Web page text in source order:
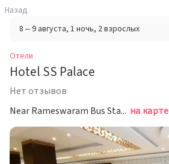
Назад
8 – 9 августа, 1 ночь, 2 взрослых
Отели
Hotel SS Palace
Нет отзывов
Near Rameswaram Bus Stand, Рамешварам на карте